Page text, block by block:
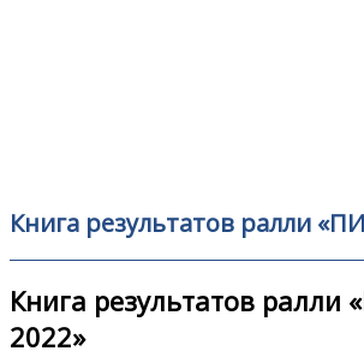
Книга результатов ралли
Книга результатов
2022»